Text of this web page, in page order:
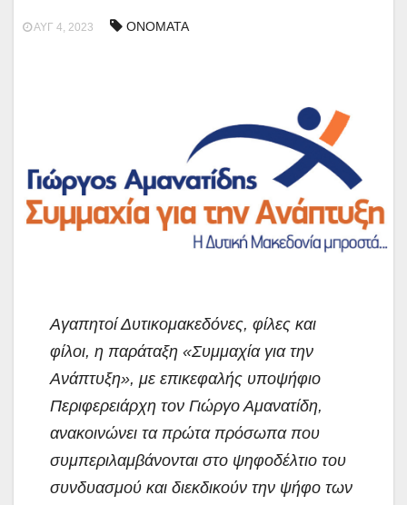
ΑΥΓ 4, 2023 ΟΝΟΜΑΤΑ
Αγαπητοί Δυτικομακεδόνες, φίλες και
φίλοι, η παράταξη «Συμμαχία για την
Ανάπτυξη», με επικεφαλής υποψήφιο
Περιφερειάρχη τον Γιώργο Αμανατίδη,
ανακοινώνει τα πρώτα πρόσωπα που
συμπεριλαμβάνονται στο ψηφοδέλτιο του
συνδυασμού και διεκδικούν την ψήφο των